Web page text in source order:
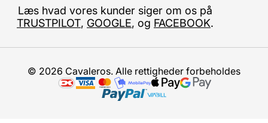
Læs hvad vores kunder siger om os på
TRUSTPILOT, GOOGLE, og FACEBOOK.
© 2026 Cavaleros. Alle rettigheder forbeholdes